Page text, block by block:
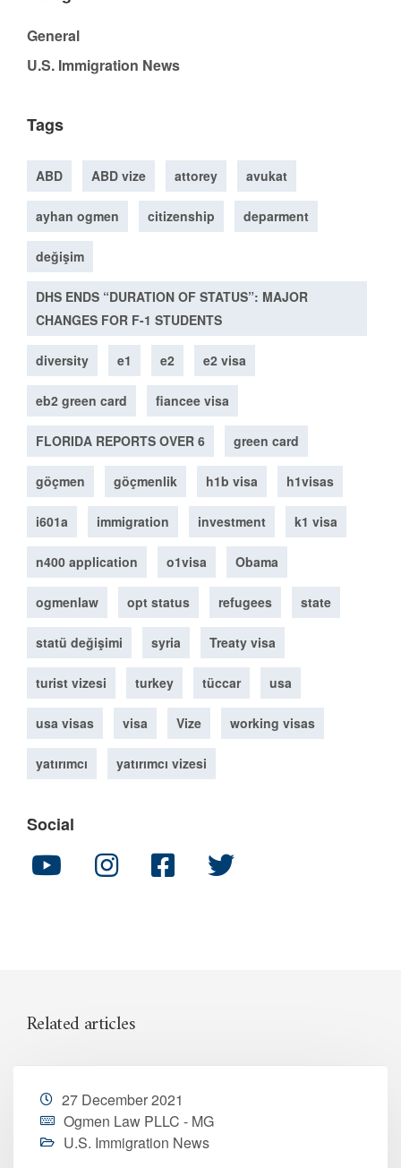
General
U.S. Immigration News
Tags
ABD ABD vize attorey avukat
ayhan ogmen citizenship deparment
değişim
DHS ENDS “DURATION OF STATUS”: MAJOR
CHANGES FOR F-1 STUDENTS
diversity e1 e2 e2 visa
eb2 green card fiancee visa
FLORIDA REPORTS OVER 6 green card
göçmen göçmenlik h1b visa h1visas
i601a immigration investment k1 visa
n400 application o1visa Obama
ogmenlaw opt status refugees state
statü değişimi syria Treaty visa
turist vizesi turkey tüccar usa
usa visas visa Vize working visas
yatırımcı yatırımcı vizesi
Social
Related articles
27 December 2021
Ogmen Law PLLC - MG
U.S. Immigration News